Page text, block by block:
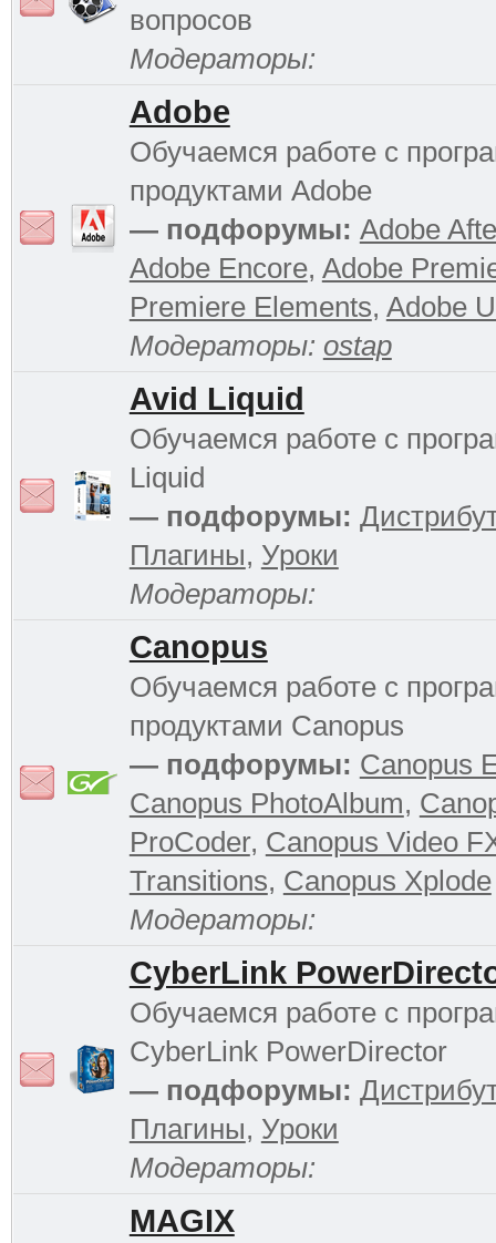
вопросов
Модераторы:
Adobe
Обучаемся работе с
продуктами Adobe
— подфорумы: Adobe
Adobe Encore, Adobe
Premiere Elements, Adobe
Модераторы: ostap
Avid Liquid
Обучаемся работе с
Liquid
— подфорумы:
Плагины, Уроки
Модераторы:
Canopus
Обучаемся работе с
продуктами Canopus
— подфорумы: Canopus
Canopus PhotoAlbum,
ProCoder, Canopus Video
Transitions, Canopus Xplode
Модераторы:
CyberLink
Обучаемся работе с
CyberLink PowerDirector
— подфорумы:
Плагины, Уроки
Модераторы:
MAGIX